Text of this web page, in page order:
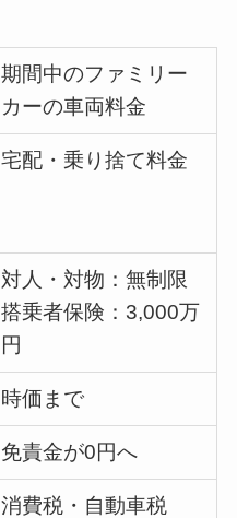
期間中のファミリー
カーの車両料金
宅配・乗り捨て料金
対人・対物：無制限
搭乗者保険：3,000万
円
時価まで
免責金が0円へ
消費税・自動車税